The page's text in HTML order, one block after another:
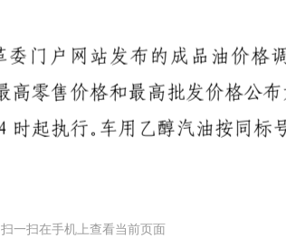
扫一扫在手机上查看当前页面